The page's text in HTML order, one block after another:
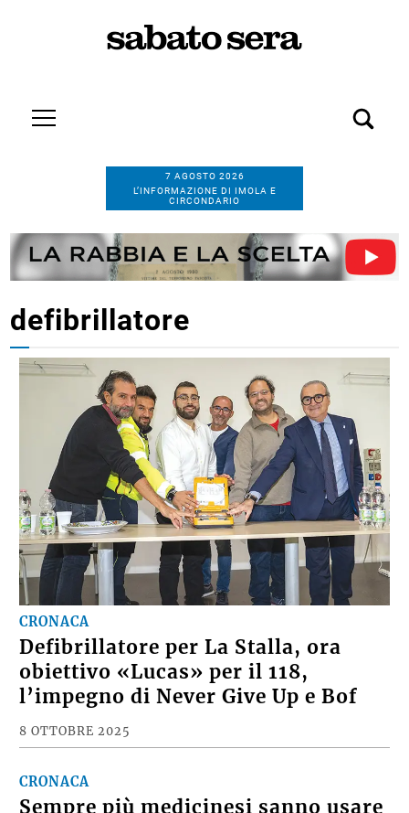
7 AGOSTO 2026
L’INFORMAZIONE DI IMOLA E
CIRCONDARIO
defibrillatore
CRONACA
Defibrillatore per La Stalla, ora
obiettivo «Lucas» per il 118,
l’impegno di Never Give Up e Bof
8 OTTOBRE 2025
CRONACA
Sempre più medicinesi sanno usare